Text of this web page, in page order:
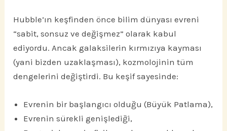
Hubble’ın keşfinden önce bilim dünyası evreni
“sabit, sonsuz ve değişmez” olarak kabul
ediyordu. Ancak galaksilerin kırmızıya kayması
(yani bizden uzaklaşması), kozmolojinin tüm
dengelerini değiştirdi. Bu keşif sayesinde:
Evrenin bir başlangıcı olduğu (Büyük Patlama),
Evrenin sürekli genişlediği,